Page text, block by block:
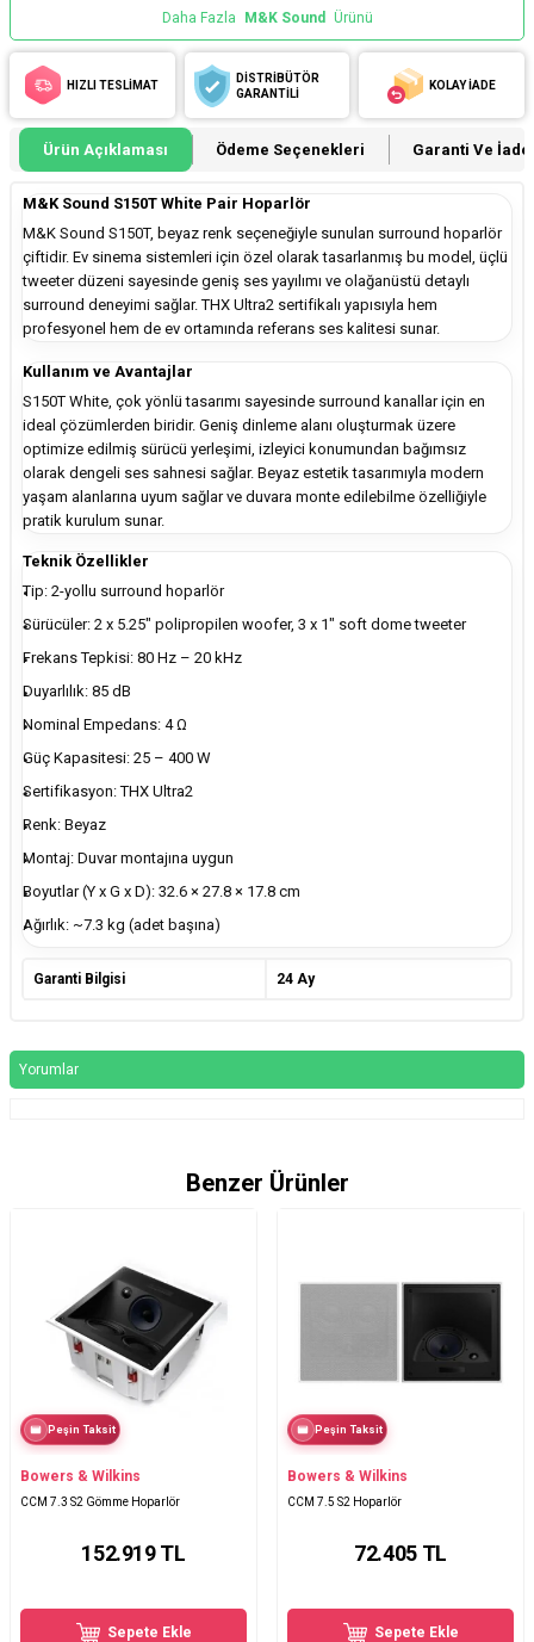
Daha Fazla M&K Sound Ürünü
HIZLI TESLİMAT
DİSTRİBÜTÖR
GARANTİLİ
KOLAY İADE
Ürün Açıklaması Ödeme Seçenekleri Garanti Ve İade
M&K Sound S150T White Pair Hoparlör
M&K Sound S150T, beyaz renk seçeneğiyle sunulan surround hoparlör
çiftidir. Ev sinema sistemleri için özel olarak tasarlanmış bu model, üçlü
tweeter düzeni sayesinde geniş ses yayılımı ve olağanüstü detaylı
surround deneyimi sağlar. THX Ultra2 sertifikalı yapısıyla hem
profesyonel hem de ev ortamında referans ses kalitesi sunar.
Kullanım ve Avantajlar
S150T White, çok yönlü tasarımı sayesinde surround kanallar için en
ideal çözümlerden biridir. Geniş dinleme alanı oluşturmak üzere
optimize edilmiş sürücü yerleşimi, izleyici konumundan bağımsız
olarak dengeli ses sahnesi sağlar. Beyaz estetik tasarımıyla modern
yaşam alanlarına uyum sağlar ve duvara monte edilebilme özelliğiyle
pratik kurulum sunar.
Teknik Özellikler
Tip: 2-yollu surround hoparlör
Sürücüler: 2 x 5.25" polipropilen woofer, 3 x 1" soft dome tweeter
Frekans Tepkisi: 80 Hz – 20 kHz
Duyarlılık: 85 dB
Nominal Empedans: 4 Ω
Güç Kapasitesi: 25 – 400 W
Sertifikasyon: THX Ultra2
Renk: Beyaz
Montaj: Duvar montajına uygun
Boyutlar (Y x G x D): 32.6 × 27.8 × 17.8 cm
Ağırlık: ~7.3 kg (adet başına)
Garanti Bilgisi 24 Ay
Yorumlar
Benzer Ürünler
Peşin Taksit
Bowers & Wilkins
CCM 7.3 S2 Gömme Hoparlör
152.919TL
Sepete Ekle
Peşin Taksit
Bowers & Wilkins
CCM 7.5 S2 Hoparlör
72.405TL
Sepete Ekle